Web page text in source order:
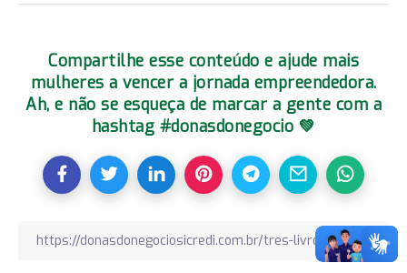
Compartilhe esse conteúdo e ajude mais
mulheres a vencer a jornada empreendedora.
Ah, e não se esqueça de marcar a gente com a
hashtag #donasdonegocio 💚